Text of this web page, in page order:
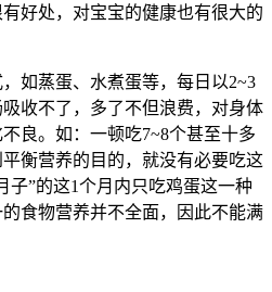
好处，对宝宝的健康也有很大的
如蒸蛋、水煮蛋等，每日以2~3
收不了，多了不但浪费，对身体
良。如：一顿吃7~8个甚至十多
衡营养的目的，就没有必要吃这
子”的这1个月内只吃鸡蛋这一种
食物营养并不全面，因此不能满